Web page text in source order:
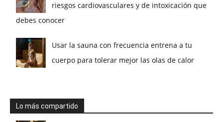
riesgos cardiovasculares y de intoxicación que
debes conocer
Usar la sauna con frecuencia entrena a tu
cuerpo para tolerar mejor las olas de calor
Lo más compartido